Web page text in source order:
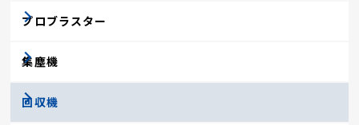
プロブラスター
集塵機
回収機